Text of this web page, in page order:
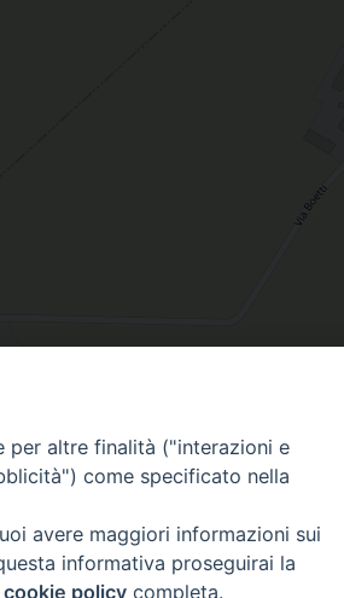
Cuneo
per altre finalità ("interazioni e
come specificato nella
avere maggiori informazioni sui
informativa proseguirai la
cookie policy completa.